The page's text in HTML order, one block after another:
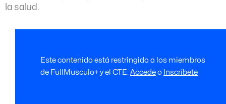
la salud.
Este contenido está restringido a los miembros
de FullMusculo+ y el CTE. Accede o Inscríbete